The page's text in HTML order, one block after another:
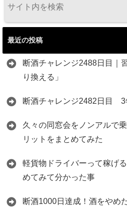
最近の投稿
断酒チャレンジ2488日目｜
り換える」
断酒チャレンジ2482日目 3
久々の同窓会をノンアルで
リットをまとめてみた
軽貨物ドライバーって稼げ
めてみて分かった事
断酒1000日達成！酒をやめ